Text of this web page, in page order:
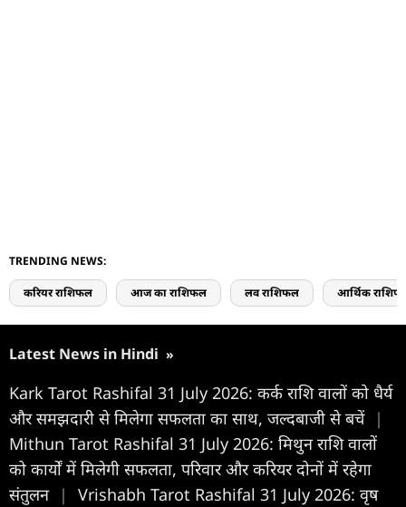
TRENDING NEWS:
करियर राशिफल आज का राशिफल लव राशिफल आर्थिक
Latest News in Hindi »
Kark Tarot Rashifal 31 July 2026: कर्क राशि वालों को धैर्य
और समझदारी से मिलेगा सफलता का साथ, जल्दबाजी से बचें |
Mithun Tarot Rashifal 31 July 2026: मिथुन राशि वालों
को कार्यों में मिलेगी सफलता, परिवार और करियर दोनों में रहेगा
संतुलन |
Vrishabh Tarot Rashifal 31 July 2026: वृष